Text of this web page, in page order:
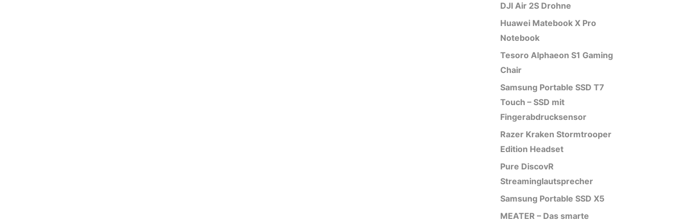
DJI Air 2S Drohne
Huawei Matebook X Pro
Notebook
Tesoro Alphaeon S1 Gaming
Chair
Samsung Portable SSD T7
Touch – SSD mit
Fingerabdrucksensor
Razer Kraken Stormtrooper
Edition Headset
Pure DiscovR
Streaminglautsprecher
Samsung Portable SSD X5
MEATER – Das smarte